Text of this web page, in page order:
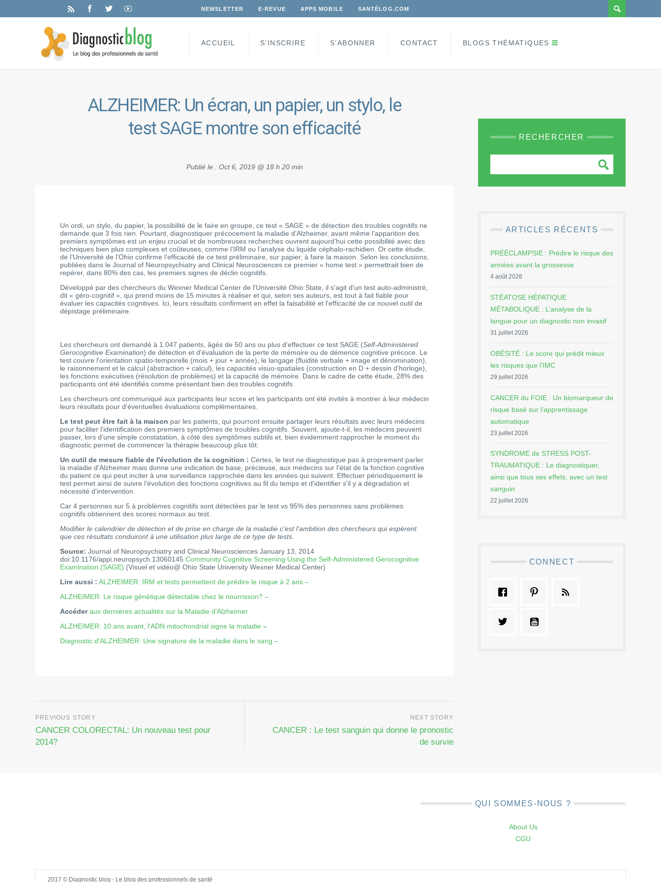
NEWSLETTER E-REVUE APPS MOBILE SANTÉLOG.COM
ACCUEIL S’INSCRIRE S’ABONNER CONTACT BLOGS THÉMATIQUES
ALZHEIMER: Un écran, un papier, un stylo, le
test SAGE montre son efficacité
Publié le : Oct 6, 2019 @ 18 h 20 min
Un ordi, un stylo, du papier, la possibilité de le faire en groupe, ce test « SAGE » de détection des troubles cognitifs ne
demande que 3 fois rien. Pourtant, diagnostiquer précocement la maladie d’Alzheimer, avant même l’apparition des
premiers symptômes est un enjeu crucial et de nombreuses recherches ouvrent aujourd’hui cette possibilité avec des
techniques bien plus complexes et coûteuses, comme l’IRM ou l’analyse du liquide céphalo-rachidien. Or cette étude,
de l’Université de l’Ohio confirme l’efficacité de ce test préliminaire, sur papier, à faire la maison. Selon les conclusions,
publiées dans le Journal of Neuropsychiatry and Clinical Neurosciences ce premier « home test » permettrait bien de
repérer, dans 80% des cas, les premiers signes de déclin cognitifs.
Développé par des chercheurs du Wexner Medical Center de l'Université Ohio State, il s'agit d'un test auto-administré,
dit « géro-cognitif », qui prend moins de 15 minutes à réaliser et qui, selon ses auteurs, est tout à fait fiable pour
évaluer les capacités cognitives. Ici, leurs résultats confirment en effet la faisabilité et l'efficacité de ce nouvel outil de
dépistage préliminaire.
Les chercheurs ont demandé à 1.047 patients, âgés de 50 ans ou plus d'effectuer ce test SAGE (Self-Administered
Gerocognitive Examination) de détection et d'évaluation de la perte de mémoire ou de démence cognitive précoce. Le
test couvre l'orientation spatio-temporelle (mois + jour + année), le langage (fluidité verbale + image et dénomination),
le raisonnement et le calcul (abstraction + calcul), les capacités visuo-spatiales (construction en D + dessin d'horloge),
les fonctions exécutives (résolution de problèmes) et la capacité de mémoire. Dans le cadre de cette étude, 28% des
participants ont été identifiés comme présentant bien des troubles cognitifs.
Les chercheurs ont communiqué aux participants leur score et les participants ont été invités à montrer à leur médecin
leurs résultats pour d'éventuelles évaluations complémentaires.
Le test peut être fait à la maison par les patients, qui pourront ensuite partager leurs résultats avec leurs médecins
pour faciliter l'identification des premiers symptômes de troubles cognitifs. Souvent, ajoute-t-il, les médecins peuvent
passer, lors d'une simple constatation, à côté des symptômes subtils et, bien évidemment rapprocher le moment du
diagnostic permet de commencer la thérapie beaucoup plus tôt.
Un outil de mesure fiable de l'évolution de la cognition : Certes, le test ne diagnostique pas à proprement parler
la maladie d'Alzheimer mais donne une indication de base, précieuse, aux médecins sur l'état de la fonction cognitive
du patient ce qui peut inciter à une surveillance rapprochée dans les années qui suivent. Effectuer périodiquement le
test permet ainsi de suivre l'évolution des fonctions cognitives au fil du temps et d'identifier s'il y a dégradation et
nécessité d'intervention.
Car 4 personnes sur 5 à problèmes cognitifs sont détectées par le test vs 95% des personnes sans problèmes
cognitifs obtiennent des scores normaux au test.
Modifier le calendrier de détection et de prise en charge de la maladie c'est l'ambition des chercheurs qui espèrent
que ces résultats conduiront à une utilisation plus large de ce type de tests.
Source: Journal of Neuropsychiatry and Clinical Neurosciences January 13, 2014
doi:10.1176/appi.neuropsych.13060145 Community Cognitive Screening Using the Self-Administered Gerocognitive
Examination (SAGE) (Visuel et vidéo@ Ohio State University Wexner Medical Center)
Lire aussi : ALZHEIMER: IRM et tests permettent de prédire le risque à 2 ans –
ALZHEIMER: Le risque génétique détectable chez le nourrisson? –
Accéderaux dernières actualités sur la Maladie d'Alzheimer
ALZHEIMER: 10 ans avant, l'ADN mitochondrial signe la maladie –
Diagnostic d'ALZHEIMER: Une signature de la maladie dans le sang –
CANCER COLORECTAL: Un nouveau test pour
2014?
CANCER : Le test sanguin qui donne le pronostic
de survie
RECHERCHER
ARTICLES RÉCENTS
PRÉÉCLAMPSIE : Prédire le risque des
années avant la grossesse
4 août 2026
STÉATOSE HÉPATIQUE
MÉTABOLIQUE : L’analyse de la
langue pour un diagnostic non invasif
31 juillet 2026
OBÉSITÉ : Le score qui prédit mieux
les risques que l’IMC
29 juillet 2026
CANCER du FOIE : Un biomarqueur de
risque basé sur l’apprentissage
automatique
23 juillet 2026
SYNDROME de STRESS POST-
TRAUMATIQUE : Le diagnostiquer,
ainsi que tous ses effets, avec un test
sanguin
22 juillet 2026
CONNECT
QUI SOMMES-NOUS ?
About Us
CGU
2017 © Diagnostic blog - Le blog des professionnels de santé